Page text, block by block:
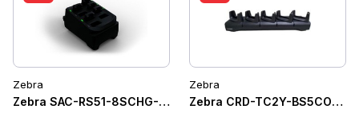
Zebra
Zebra SAC-RS51-8SCHG-01 Batteries
Zebra
Zebra CRD-TC2Y-BS5CO-01